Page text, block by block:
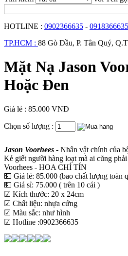
HOTLINE : 0902366635 - 0918366635
TP.HCM : 88 Gò Dầu, P. Tân Quý,
Mặt Nạ Jason
Hoặc Đen
Giá lẻ : 85.000 VNĐ
Chọn số lượng :
Jason Voorhees - Nhân vật chính của
Kẻ giết người hàng loạt mà ai cũng
Voorhees - HOA CHÍ TÍN
💵 Giá lẻ: 85.000 (bao chất lượng toàn
💵 Giá sỉ: 75.000 ( trên 10 cái )
☑ Kích thước: 20 x 24cm
☑ Chất liệu: nhựa cứng
☑ Màu sắc: như hình
☑ Hotline :0902366635